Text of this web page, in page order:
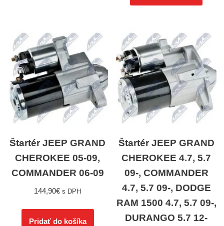
Štartér JEEP GRAND
CHEROKEE 05-09,
COMMANDER 06-09
144,90€ s DPH
Pridať do košíka
Štartér JEEP GRAND
CHEROKEE 4.7, 5.7
09-, COMMANDER
4.7, 5.7 09-, DODGE
RAM 1500 4.7, 5.7 09-,
DURANGO 5.7 12-